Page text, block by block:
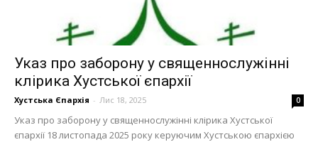
Указ про заборону у священнослужінні
клірика Хустської єпархії
Хустська Єпархія - Лис 18, 2025 0
Указ про заборону у священнослужінні клірика Хустської
єпархії 18 листопада 2025 року керуючим Хустською єпархією